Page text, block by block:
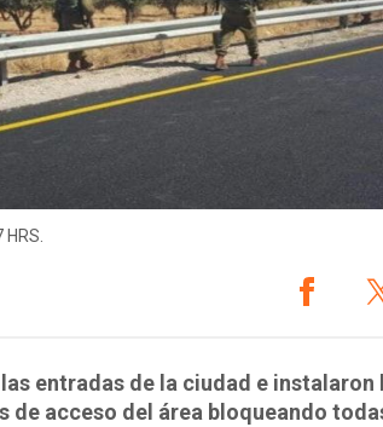
HRS.
entradas de la ciudad e instalaron
de acceso del área bloqueando